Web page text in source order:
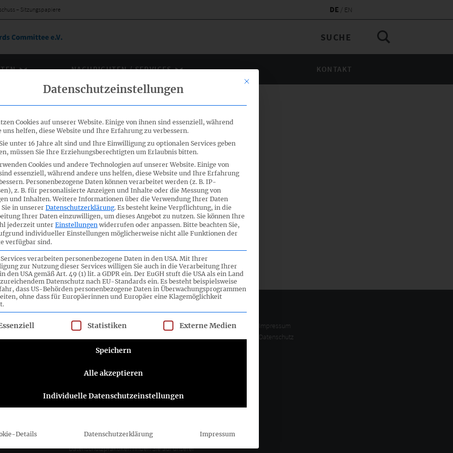
– Sitzungspapiere DE EN
NACHRICHTEN / SERVICES KONTAKT
–
des IFRS-Fachausschusses vom 7. und 8. Januar 2019
e.V. Folgen Sie dem DRSC
DRSC-Newsletter abonnieren
möchten DRSC e.V.:
E-Mail
auf den Link in der Fußzeile unserer E-Mails
klicken. Informationen zu unseren
Datenschutzpraktiken finden Sie auf unserer
Impressum
Datenschutz
Mit diesem Button wird der Dialog geschlossen. Seine
Datenschutzeinstellungen
Cookies auf unserer Website. Einige von ihnen sind essenziell, während
uns helfen, diese Website und Ihre Erfahrung zu verbessern.
unter 16 Jahre alt sind und Ihre Einwilligung zu optionalen Services geben
müssen Sie Ihre Erziehungsberechtigten um Erlaubnis bitten.
Cookies und andere Technologien auf unserer Website. Einige von
essenziell, während andere uns helfen, diese Website und Ihre Erfahrung
Personenbezogene Daten können verarbeitet werden (z. B. IP-
z. B. für personalisierte Anzeigen und Inhalte oder die Messung von
und Inhalten. Weitere Informationen über die Verwendung Ihrer Daten
in unserer Datenschutzerklärung. Es besteht keine Verpflichtung, in die
Ihrer Daten einzuwilligen, um dieses Angebot zu nutzen. Sie können Ihre
jederzeit unterEinstellungen widerrufen oder anpassen. Bitte beachten Sie,
individueller Einstellungen möglicherweise nicht alle Funktionen der
verfügbar sind.
verarbeiten personenbezogene Daten in den USA. Mit Ihrer
zur Nutzung dieser Services willigen Sie auch in die Verarbeitung Ihrer
den USA gemäß Art. 49 (1) lit. a GDPR ein. Der EuGH stuft die USA als ein Land
Datenschutz nach EU-Standards ein. Es besteht beispielsweise
dass US-Behörden personenbezogene Daten in Überwachungsprogrammen
ohne dass für Europäerinnen und Europäer eine Klagemöglichkeit
eine Liste der Service-Gruppen, für die eine Einwilligung erteilt werden kann. Die erste Service-Gruppe ist essenziell und
Statistiken Externe Medien
Speichern
Alle akzeptieren
Individuelle Datenschutzeinstellungen
Details Datenschutzerklärung Impressum